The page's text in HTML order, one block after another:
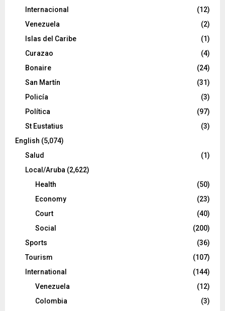
Internacional
(12)
Venezuela
(2)
Islas del Caribe
(1)
Curazao
(4)
Bonaire
(24)
San Martín
(31)
Policía
(3)
Política
(97)
St Eustatius
(3)
English (5,074)
Salud
(1)
Local/Aruba (2,622)
Health
(50)
Economy
(23)
Court
(40)
Social
(200)
Sports
(36)
Tourism
(107)
International
(144)
Venezuela
(12)
Colombia
(3)